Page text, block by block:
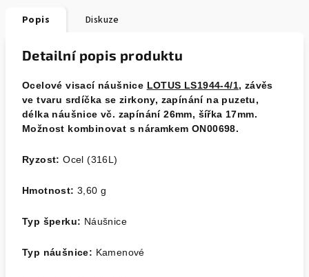
Popis Diskuze
Detailní popis produktu
Ocelové visací náušnice LOTUS LS1944-4/1, závěs
ve tvaru srdíčka se zirkony, zapínání na puzetu,
délka náušnice vč. zapínání 26mm, šířka 17mm.
Možnost kombinovat s náramkem ON00698.
Ryzost: Ocel (316L)
Hmotnost: 3,60 g
Typ šperku: Náušnice
Typ náušnice: Kamenové